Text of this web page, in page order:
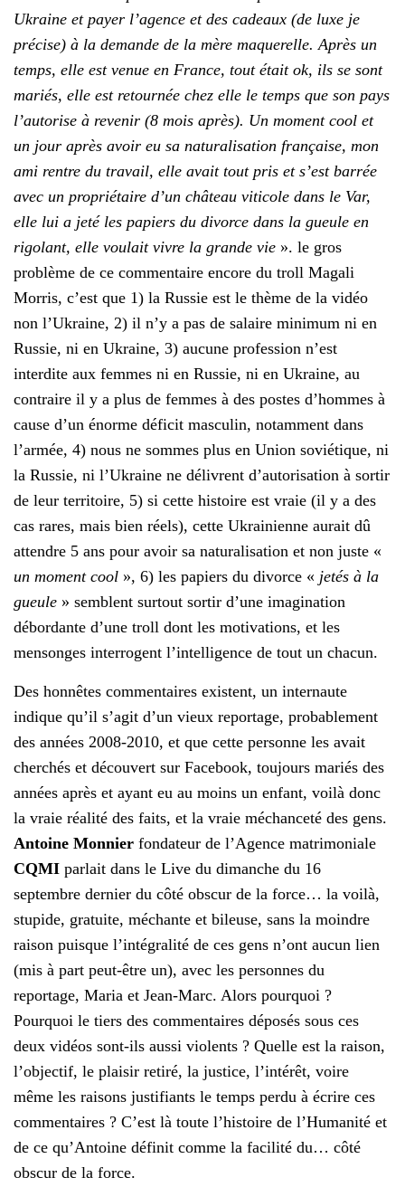
Ukraine et payer l’agence et des cadeaux (de luxe je
précise) à la demande de la mère maquerelle. Après un
temps, elle est venue en France, tout était ok, ils se sont
mariés, elle est retournée chez elle le temps que son pays
l’autorise à revenir (8 mois après). Un moment cool et
un jour après avoir eu sa naturalisation française, mon
ami rentre du travail, elle avait tout pris et s’est barrée
avec un propriétaire d’un château viticole dans le Var,
elle lui a jeté les papiers du divorce dans la gueule en
rigolant, elle voulait vivre la grande vie ». le gros
problème de ce commentaire encore du troll Magali
Morris, c’est que 1) la Russie est le thème de la vidéo
non l’Ukraine, 2) il n’y a pas de salaire minimum ni en
Russie, ni en Ukraine, 3) aucune profession n’est
interdite aux femmes ni en Russie, ni en Ukraine, au
contraire il y a plus de femmes à des postes d’hommes à
cause d’un énorme déficit masculin, notamment dans
l’armée, 4) nous ne sommes plus en Union soviétique, ni
la Russie, ni l’Ukraine ne délivrent d’autorisation à sortir
de leur territoire, 5) si cette histoire est vraie (il y a des
cas rares, mais bien réels), cette Ukrainienne aurait dû
attendre 5 ans pour avoir sa naturalisation et non juste «
un moment cool », 6) les papiers du divorce « jetés à la
gueule » semblent surtout sortir d’une imagination
débordante d’une troll dont les motivations, et les
mensonges interrogent l’intelligence de tout un chacun.
Des honnêtes commentaires existent, un internaute
indique qu’il s’agit d’un vieux reportage, probablement
des années 2008-2010, et que cette personne les avait
cherchés et découvert sur Facebook, toujours mariés des
années après et ayant eu au moins un enfant, voilà donc
la vraie réalité des faits, et la vraie méchanceté des gens.
Antoine Monnier fondateur de l’Agence matrimoniale
CQMI parlait dans le Live du dimanche du 16
septembre dernier du côté obscur de la force… la voilà,
stupide, gratuite, méchante et bileuse, sans la moindre
raison puisque l’intégralité de ces gens n’ont aucun lien
(mis à part peut-être un), avec les personnes du
reportage, Maria et Jean-Marc. Alors pourquoi ?
Pourquoi le tiers des commentaires déposés sous ces
deux vidéos sont-ils aussi violents ? Quelle est la raison,
l’objectif, le plaisir retiré, la justice, l’intérêt, voire
même les raisons justifiants le temps perdu à écrire ces
commentaires ? C’est là toute l’histoire de l’Humanité et
de ce qu’Antoine définit comme la facilité du… côté
obscur de la force.